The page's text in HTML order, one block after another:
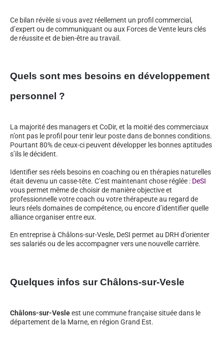
Ce bilan révèle si vous avez réellement un profil commercial,
d’expert ou de communiquant ou aux Forces de Vente leurs clés
de réussite et de bien-être au travail.
Quels sont mes besoins en développement
personnel ?
La majorité des managers et CoDir, et la moitié des commerciaux
n’ont pas le profil pour tenir leur poste dans de bonnes conditions.
Pourtant 80% de ceux-ci peuvent développer les bonnes aptitudes
s’ils le décident.
Identifier ses réels besoins en coaching ou en thérapies naturelles
était devenu un casse-tête. C’est maintenant chose réglée : DeSI
vous permet même de choisir de manière objective et
professionnelle votre coach ou votre thérapeute au regard de
leurs réels domaines de compétence, ou encore d’identifier quelle
alliance organiser entre eux.
En entreprise à Châlons-sur-Vesle, DeSI permet au DRH d’orienter
ses salariés ou de les accompagner vers une nouvelle carrière.
Quelques infos sur Châlons-sur-Vesle
Châlons-sur-Vesleest une commune française située dans le
département de la Marne, en région Grand Est.